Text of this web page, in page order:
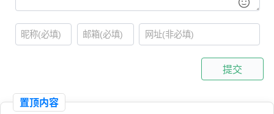
提交
置顶内容